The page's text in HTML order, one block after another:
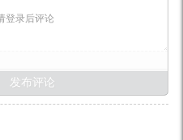
登录后评论